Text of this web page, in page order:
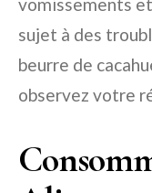
vomissements
sujet à des
beurre de
observez votre